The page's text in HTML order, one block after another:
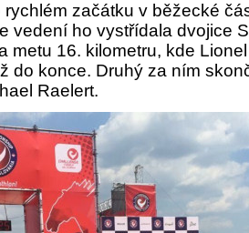
rychlém začátku v běžecké
vedení ho vystřídala dvojice
metu 16. kilometru, kde
do konce. Druhý za ním
Raelert.